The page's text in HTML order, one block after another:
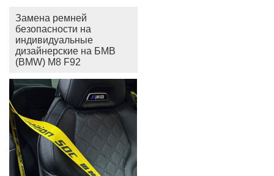
Замена ремней
безопасности на
индивидуальные
дизайнерские на БМВ
(BMW) M8 F92